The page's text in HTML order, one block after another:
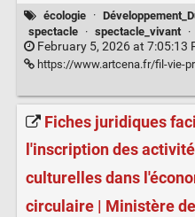
écologie ·
spectacle
· spectacle_vivant ·
February 5, 2026 at 7:05:13
https://www.artcena.fr/fil-vie-pro/
Fiches juridiques
l'inscription des
culturelles dans
circulaire | Ministère